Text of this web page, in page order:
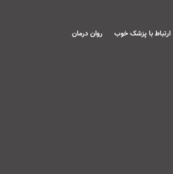
ارتباط با پزشک خوب روان درمان